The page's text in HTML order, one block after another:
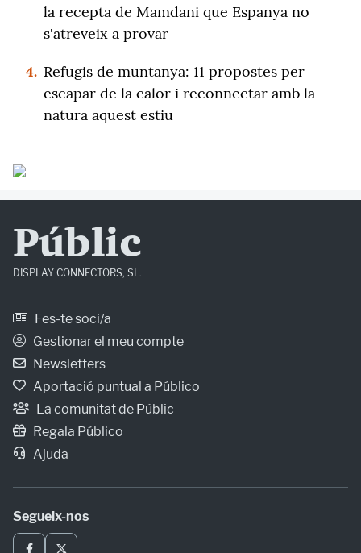
la recepta de Mamdani que Espanya no
s'atreveix a provar
4. Refugis de muntanya: 11 propostes per
escapar de la calor i reconnectar amb la
natura aquest estiu
Públic
DISPLAY CONNECTORS, SL.
Fes-te soci/a
Gestionar el meu compte
Newsletters
Aportació puntual a Público
La comunitat de Públic
Regala Público
Ajuda
Segueix-nos